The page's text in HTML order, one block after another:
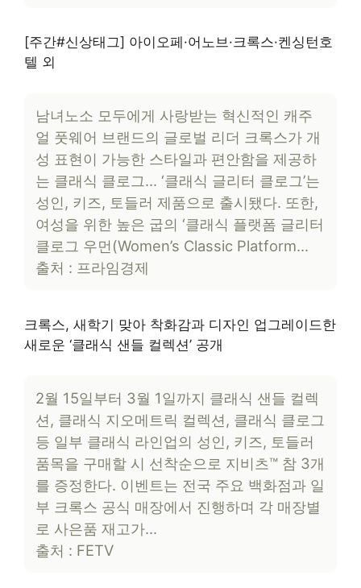
[주간#신상태그] 아이오페·어노브·크록스·켄싱턴호
텔 외
남녀노소 모두에게 사랑받는 혁신적인 캐주
얼 풋웨어 브랜드의 글로벌 리더 크록스가 개
성 표현이 가능한 스타일과 편안함을 제공하
는 클래식 클로그… ‘클래식 글리터 클로그’는
성인, 키즈, 토들러 제품으로 출시됐다. 또한,
여성을 위한 높은 굽의 ‘클래식 플랫폼 글리터
클로그 우먼(Women’s Classic Platform…
출처 : 프라임경제
크록스, 새학기 맞아 착화감과 디자인 업그레이드한
새로운 ‘클래식 샌들 컬렉션’ 공개
2월 15일부터 3월 1일까지 클래식 샌들 컬렉
션, 클래식 지오메트릭 컬렉션, 클래식 클로그
등 일부 클래식 라인업의 성인, 키즈, 토들러
품목을 구매할 시 선착순으로 지비츠™ 참 3개
를 증정한다. 이벤트는 전국 주요 백화점과 일
부 크록스 공식 매장에서 진행하며 각 매장별
로 사은품 재고가…
출처 : FETV